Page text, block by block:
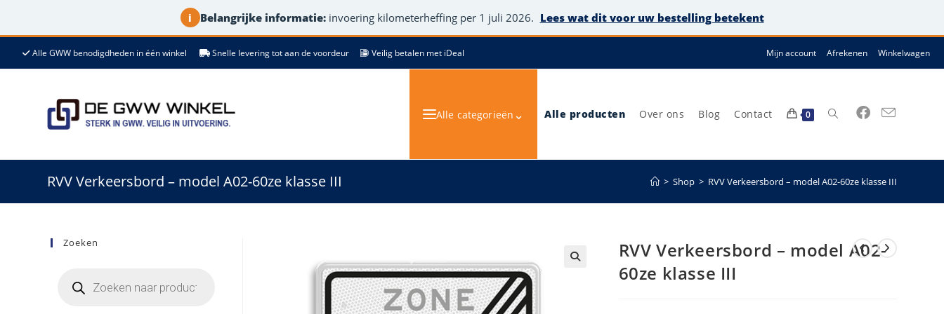
i Belangrijke informatie:invoering kilometerheffing per 1 juli 2026. Lees wat dit voor uw bestelling betekent
Mijn account Afrekenen Winkelwagen
Alle GWW benodigdheden in één winkel Snelle levering tot aan de voordeur Veilig betalen met iDeal
Alle categorieën ⌄ Alle producten Over ons Blog Contact 0 Toggle
site
RVV Verkeersbord – model A02-60ze klasse III > Shop > RVV Verkeersbord – model A02-60ze klasse III
RVV Verkeersbord – model A02-
60ze klasse III
Zoeken
zoeken